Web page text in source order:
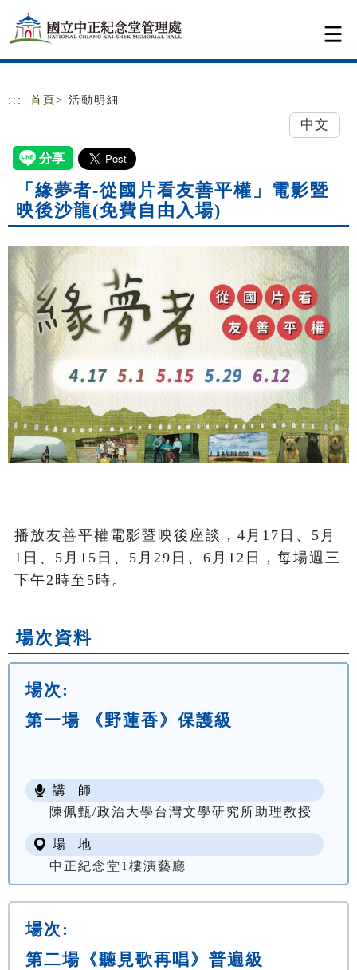
跳到主要內容
網站導覽
::: 首頁 > 活動明細
中文
「緣夢者-從國片看友善平權」電影暨
映後沙龍(免費自由入場)
播放友善平權電影暨映後座談，4月17日、5月
1日、5月15日、5月29日、6月12日，每場週三
下午2時至5時。
場次資料
場次:
第一場 《野蓮香》保護級
講 師
陳佩甄/政治大學台灣文學研究所助理教授
場 地
中正紀念堂1樓演藝廳
場次:
第二場《聽見歌再唱》普遍級